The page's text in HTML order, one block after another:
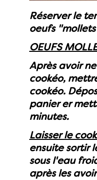
Réserver le
oeufs
OEUFS
Après avoir
cookéo,
cookéo.
panier er
minutes.
Laisser le
ensuite sortir
sous l'eau
après les